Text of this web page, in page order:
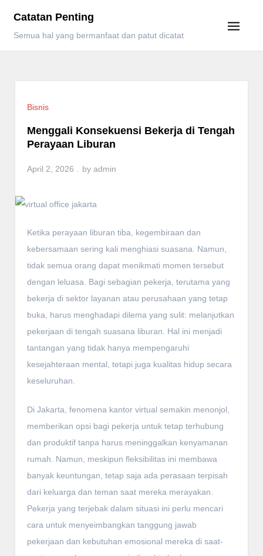
content
Catatan Penting
Semua hal yang bermanfaat dan patut dicatat
Bisnis
Menggali Konsekuensi Bekerja di Tengah
Perayaan Liburan
April 2, 2026 byadmin
Ketika perayaan liburan tiba, kegembiraan dan
kebersamaan sering kali menghiasi suasana. Namun,
tidak semua orang dapat menikmati momen tersebut
dengan leluasa. Bagi sebagian pekerja, terutama yang
bekerja di sektor layanan atau perusahaan yang tetap
buka, harus menghadapi dilema yang sulit: melanjutkan
pekerjaan di tengah suasana liburan. Hal ini menjadi
tantangan yang tidak hanya mempengaruhi
kesejahteraan mental, tetapi juga kualitas hidup secara
keseluruhan.
Di Jakarta, fenomena kantor virtual semakin menonjol,
memberikan opsi bagi pekerja untuk tetap terhubung
dan produktif tanpa harus meninggalkan kenyamanan
rumah. Namun, meskipun fleksibilitas ini membawa
banyak keuntungan, tetap saja ada perasaan terpisah
dari keluarga dan teman saat mereka merayakan.
Pekerja yang terjebak dalam situasi ini perlu mencari
cara untuk menyeimbangkan tanggung jawab
pekerjaan dan kebutuhan emosional mereka di saat-